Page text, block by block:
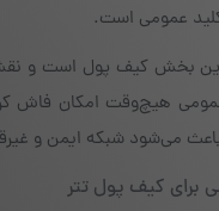
عمومی است.
بخش کیف پول است و نقش
عمومی هیچ‌وقت امکان فاش
می‌شود شبکه ایمن و
برای کیف پول تتر